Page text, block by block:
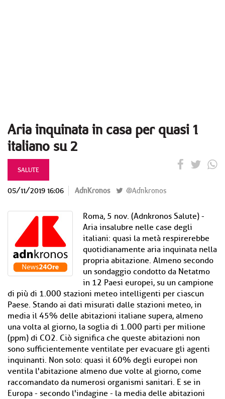
Aria inquinata in casa per quasi 1
italiano su 2
SALUTE
05/11/2019 16:06 AdnKronos @Adnkronos
Roma, 5 nov. (Adnkronos Salute) -
Aria insalubre nelle case degli
italiani: quasi la metà respirerebbe
quotidianamente aria inquinata nella
propria abitazione. Almeno secondo
un sondaggio condotto da Netatmo
in 12 Paesi europei, su un campione
di più di 1.000 stazioni meteo intelligenti per ciascun
Paese. Stando ai dati misurati dalle stazioni meteo, in
media il 45% delle abitazioni italiane supera, almeno
una volta al giorno, la soglia di 1.000 parti per milione
(ppm) di CO2. Ciò significa che queste abitazioni non
sono sufficientemente ventilate per evacuare gli agenti
inquinanti. Non solo: quasi il 60% degli europei non
ventila l'abitazione almeno due volte al giorno, come
raccomandato da numerosi organismi sanitari. E se in
Europa - secondo l'indagine - la media delle abitazioni